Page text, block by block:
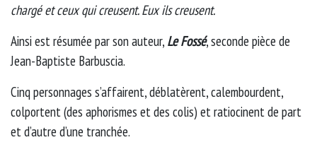
chargé et ceux qui creusent. Eux ils creusent.
Ainsi est résumée par son auteur, Le Fossé, seconde pièce de
Jean-Baptiste Barbuscia.
Cinq personnages s’affairent, déblatèrent, calembourdent,
colportent (des aphorismes et des colis) et ratiocinent de part
et d’autre d’une tranchée.